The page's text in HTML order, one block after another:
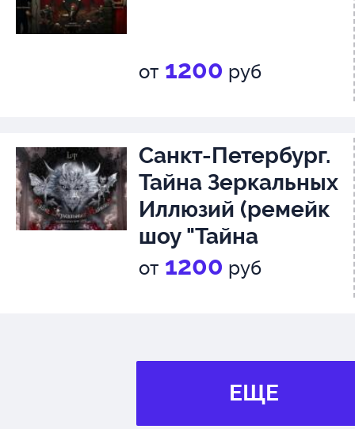
от 1200 руб
Санкт-Петербург.
Тайна Зеркальных
Иллюзий (ремейк
шоу "Тайна
Лунозавра")
от 1200 руб
ЕЩЕ